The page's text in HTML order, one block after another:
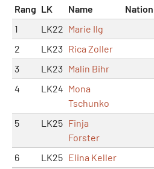
Rang LK Name Nation
1
LK22 Marie Ilg
2
LK23 Rica Zoller
3
LK23 Malin Bihr
4
LK24 Mona
Tschunko
5 LK25 Finja
Forster
6 LK25 Elina Keller